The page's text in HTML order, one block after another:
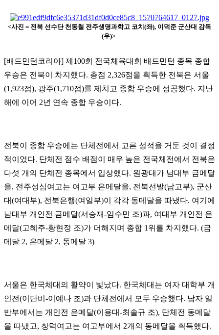
<사진 = 전북 선수단 천동철 전주생명과학고 코치(좌), 이덕준 군산대 감독
(우)>
[배드민턴코리아] 제100회 전국체육대회 배드민턴 종목 종합
우승은 전북이 차지했다. 총점 2,326점을 획득한 전북은 서울
(1,923점), 광주(1,710점)를 제치고 종합 우승에 성공했다. 지난
해에 이어 2년 연속 종합 우승이다.
전북이 종합 우승에는 단체전에서 고른 성적을 거둔 것이 결정
적이었다. 단체전 점수 배점이 매우 높은 전국체전에서 전북은
다섯 개의 단체전 종목에서 입상했다. 원광대가 남대부 금메달
을, 전주성심여고는 여고부 은메달을, 전북선발(남고부), 군산
대(여대부), 전북은행(여일부)이 각각 동메달을 따냈다. 여기에
남대부 개인전 금메달(서승재-임수민 조)과, 여대부 개인전 은
메달(고혜주-황현정 조)가 더해지며 종합 1위를 차지했다. (금
메달 2, 은메달 2, 동메달 3)
서울은 한국체대의 활약이 빛났다. 한국체대는 여자 대학부 개
인전(이단비-이예나 조)과 단체전에서 모두 우승했다. 남자 일
반부에서는 개인전 은메달(이용대-최솔규 조), 단체전 동메달
을 따냈고, 창덕여고는 여고부에서 2개의 동메달을 획득했다.